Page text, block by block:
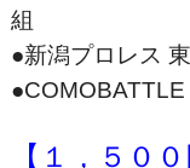
組
●新潟プロレス
【１，５０